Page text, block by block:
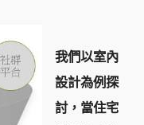
我們以室內
設計為例探
討，當住宅